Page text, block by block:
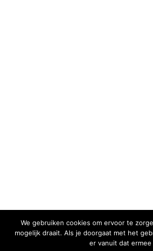
We gebruiken cookies om ervoor te
mogelijk draait. Als je doorgaat met het
er vanuit dat